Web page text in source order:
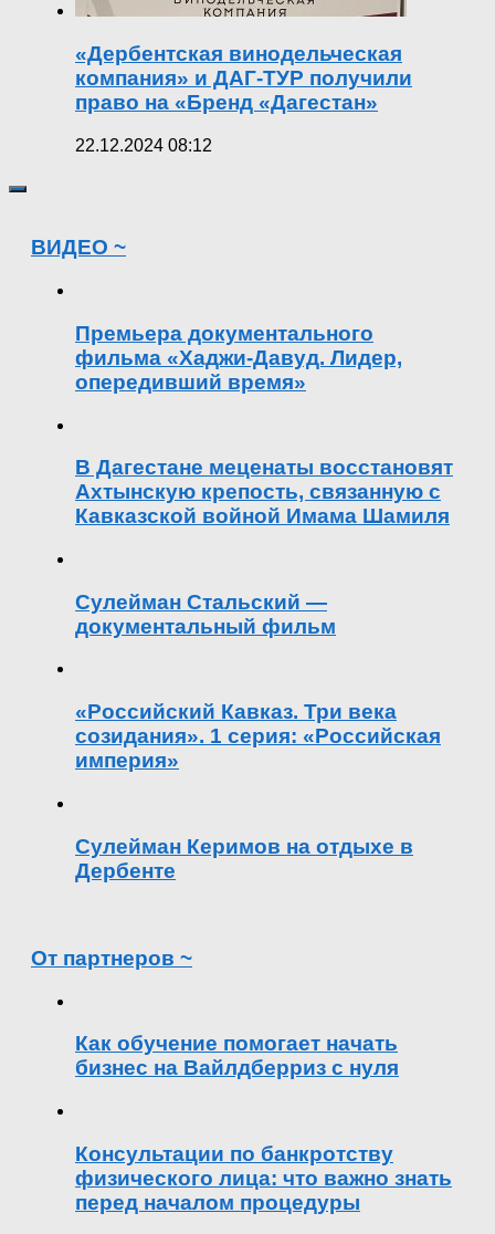
«Дербентская винодельческая
компания» и ДАГ-ТУР получили
право на «Бренд «Дагестан»
22.12.2024 08:12
ВИДЕО ~
Премьера документального
фильма «Хаджи-Давуд. Лидер,
опередивший время»
В Дагестане меценаты восстановят
Ахтынскую крепость, связанную с
Кавказской войной Имама Шамиля
Сулейман Стальский —
документальный фильм
«Российский Кавказ. Три века
созидания». 1 серия: «Российская
империя»
Сулейман Керимов на отдыхе в
Дербенте
От партнеров ~
Как обучение помогает начать
бизнес на Вайлдберриз с нуля
Консультации по банкротству
физического лица: что важно знать
перед началом процедуры